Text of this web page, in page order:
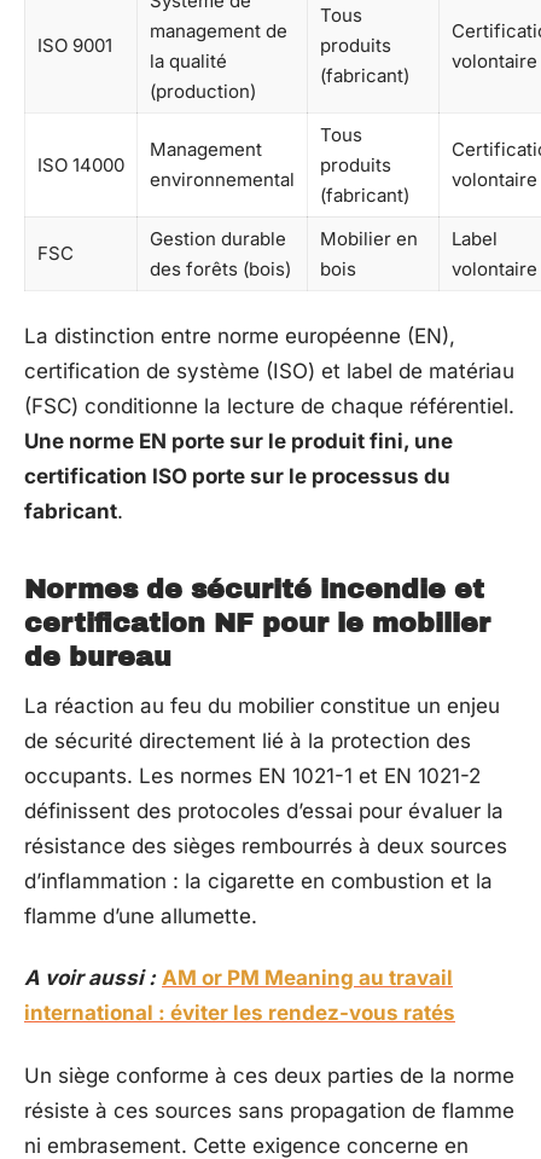
ISO 9001
management de
la qualité
(production)
Tous
produits
(fabricant)
volontaire
ISO 14000
Management
environnemental
Tous
produits
(fabricant)
volontaire
FSC
Gestion durable
des forêts (bois)
Mobilier en
bois
Label
volontaire
La distinction entre norme européenne (EN),
certification de système (ISO) et label de matériau
(FSC) conditionne la lecture de chaque référentiel.
Une norme EN porte sur le produit fini, une
certification ISO porte sur le processus du
fabricant.
Normes de sécurité incendie et
certification NF pour le mobilier
de bureau
La réaction au feu du mobilier constitue un enjeu
de sécurité directement lié à la protection des
occupants. Les normes EN 1021-1 et EN 1021-2
définissent des protocoles d’essai pour évaluer la
résistance des sièges rembourrés à deux sources
d’inflammation : la cigarette en combustion et la
flamme d’une allumette.
A voir aussi : AM or PM Meaning au travail
international : éviter les rendez-vous ratés
Un siège conforme à ces deux parties de la norme
résiste à ces sources sans propagation de flamme
ni embrasement. Cette exigence concerne en